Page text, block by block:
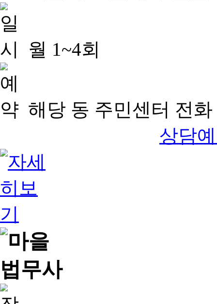
월 1~4회
해당 동 주민센터 전
상담